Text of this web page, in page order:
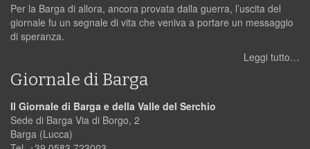
Per la Barga di allora, ancora provata dalla guerra, l’uscita del
giornale fu un segnale di vita che veniva a portare un messaggio
di speranza.
Leggi tutto…
Giornale di Barga
Il Giornale di Barga e della Valle del Serchio
Sede di Barga Via di Borgo, 2
Barga (Lucca)